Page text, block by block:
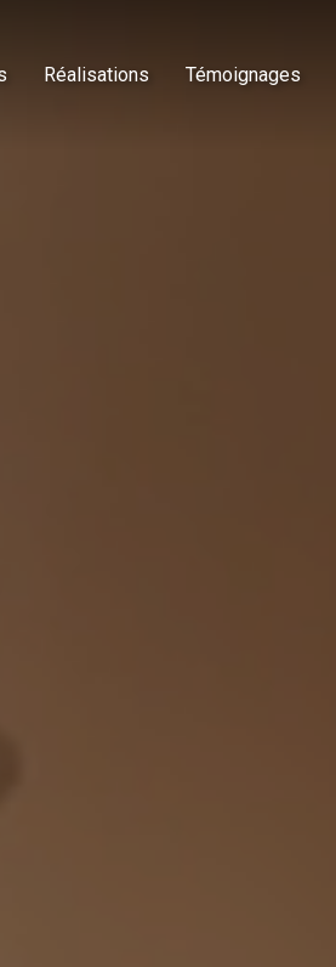
Réalisations Témoignages